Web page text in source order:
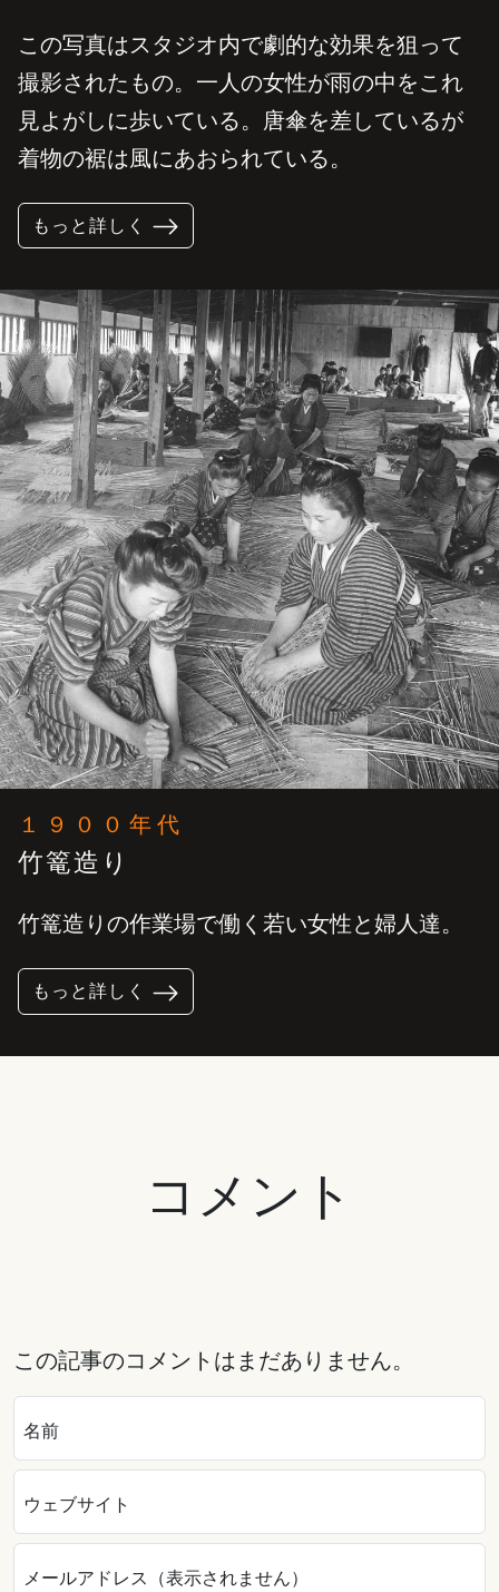
この写真はスタジオ内で劇的な効果を狙って
撮影されたもの。一人の女性が雨の中をこれ
見よがしに歩いている。唐傘を差しているが
着物の裾は風にあおられている。
もっと詳しく
１９００年代
竹篭造り
竹篭造りの作業場で働く若い女性と婦人達。
もっと詳しく
コメント
この記事のコメントはまだありません。
名前
ウェブサイト
メールアドレス（表示されません）